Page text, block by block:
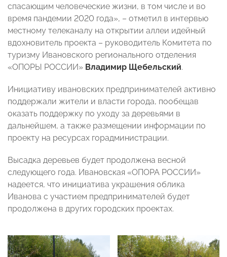
спасающим человеческие жизни, в том числе и во
время пандемии 2020 года», – отметил в интервью
местному телеканалу на открытии аллеи идейный
вдохновитель проекта – руководитель Комитета по
туризму Ивановского регионального отделения
«ОПОРЫ РОССИИ» Владимир Щебельский.
Инициативу ивановских предпринимателей активно
поддержали жители и власти города, пообещав
оказать поддержку по уходу за деревьями в
дальнейшем, а также размещении информации по
проекту на ресурсах горадминистрации.
Высадка деревьев будет продолжена весной
следующего года. Ивановская «ОПОРА РОССИИ»
надеется, что инициатива украшения облика
Иванова с участием предпринимателей будет
продолжена в других городских проектах.